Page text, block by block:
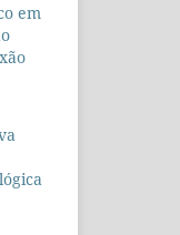
em